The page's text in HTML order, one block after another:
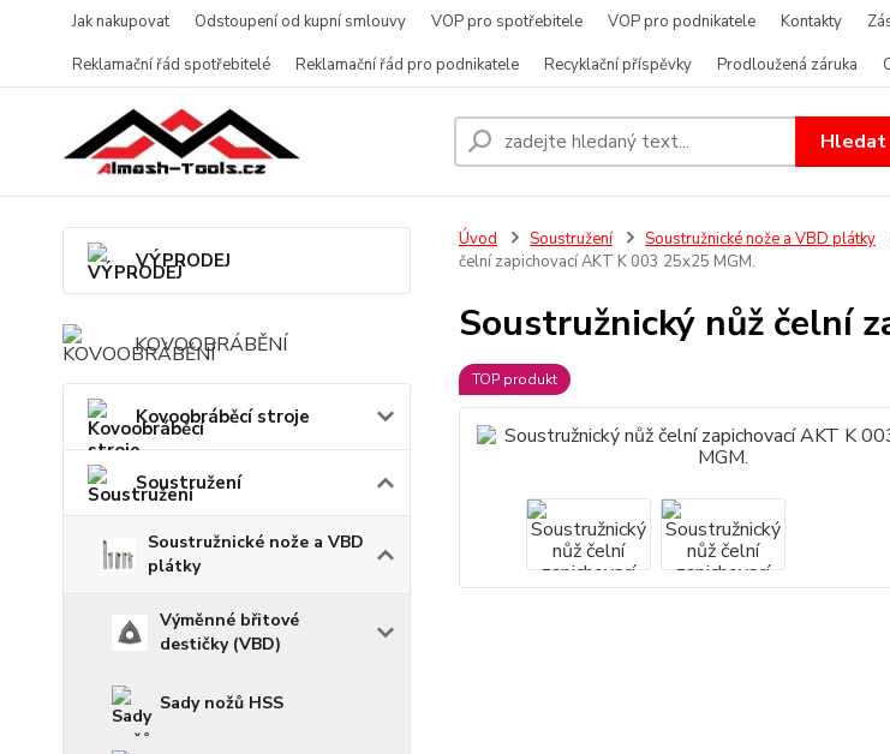
Jak nakupovat Odstoupení od kupní smlouvy VOP pro spotřebitele VOP pro podnikatele Kontakty
Reklamační řád spotřebitelé
Reklamační řád pro podnikatele Recyklační příspěvky Prodloužená záruka
Hledat
VÝPRODEJ
KOVOOBRÁBĚNÍ
Kovoobráběcí stroje
Soustružení
Soustružnické nože a VBD
plátky
Výměnné břitové
destičky (VBD)
Sady nožů HSS
Úvod Soustružení Soustružnické nože a VBD plátky
čelní zapichovací AKT K 003 25x25 MGM.
Soustružnický nůž čelní
TOP produkt